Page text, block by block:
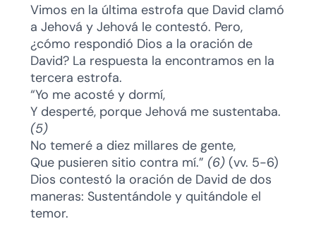
Vimos en la última estrofa que David clamó
a Jehová y Jehová le contestó. Pero,
¿cómo respondió Dios a la oración de
David? La respuesta la encontramos en la
tercera estrofa.
“Yo me acosté y dormí,
Y desperté, porque Jehová me sustentaba.
(5)
No temeré a diez millares de gente,
Que pusieren sitio contra mí.” (6)(vv. 5-6)
Dios contestó la oración de David de dos
maneras: Sustentándole y quitándole el
temor.